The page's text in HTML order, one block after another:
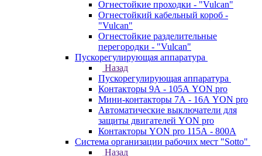
Огнестойкие проходки - "Vulcan"
Огнестойкий кабельный короб -
"Vulcan"
Огнестойкие разделительные
перегородки - "Vulcan"
Пускорегулирующая аппаратура
Назад
Пускорегулирующая аппаратура
Контакторы 9А - 105А YON pro
Мини-контакторы 7А - 16А YON pro
Автоматические выключатели для
защиты двигателей YON pro
Контакторы YON pro 115А - 800А
Система организации рабочих мест "Sotto"
Назад